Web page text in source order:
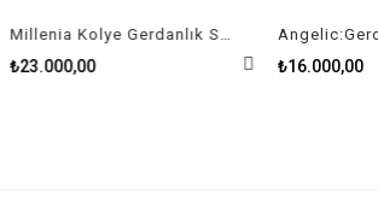
Millenia Kolye Gerdanlık Swarovski Zirconia Kare Kristal Rodyum Kaplama
₺23.000,00 ₺16.000,00